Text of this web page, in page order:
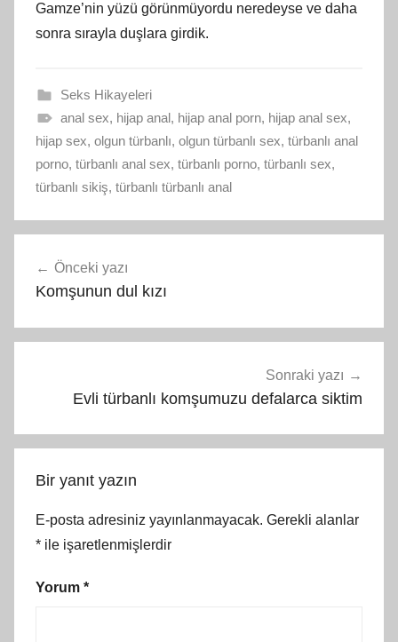
Gamze’nin yüzü görünmüyordu neredeyse ve daha
sonra sırayla duşlara girdik.
Seks Hikayeleri
anal sex, hijap anal, hijap anal porn, hijap anal sex,
hijap sex, olgun türbanlı, olgun türbanlı sex, türbanlı anal
porno, türbanlı anal sex, türbanlı porno, türbanlı sex,
türbanlı sikiş, türbanlı türbanlı anal
gezinmesi
Önceki yazı
Komşunun dul kızı
Sonraki yazı
Evli türbanlı komşumuzu defalarca siktim
Bir yanıt yazın
E-posta adresiniz yayınlanmayacak. Gerekli alanlar
* ile işaretlenmişlerdir
Yorum *